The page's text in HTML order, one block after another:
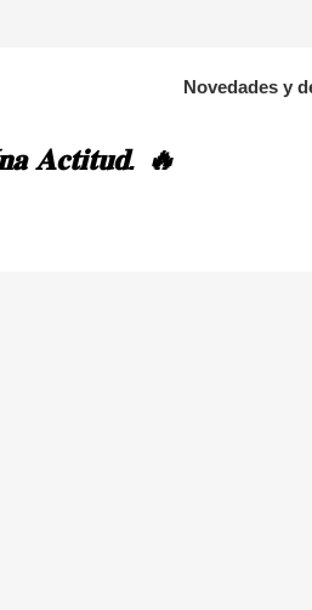
Novedades y
𝐀𝐜𝐭𝐢𝐭𝐮𝐝. 🔥